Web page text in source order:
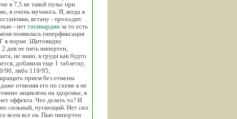
в 7,5 мг такой пульс при
я очень мучаюсь. И, когда я
встану - проходит.
- нет тахикардии за то есть
появилась гиперфиксация
в норме. Щитовидку
дня не пить нипертен,
не знаю, в груди как будто
добавила еще 1 таблетку,
90, либо 119/95,
прием без отмены
отменяя его по схеме я не
зациклена на здоровье, я
эффекта. Что делать то? И
сильный, пугающий. Нет сил.
всем все ок. Пью нипертен